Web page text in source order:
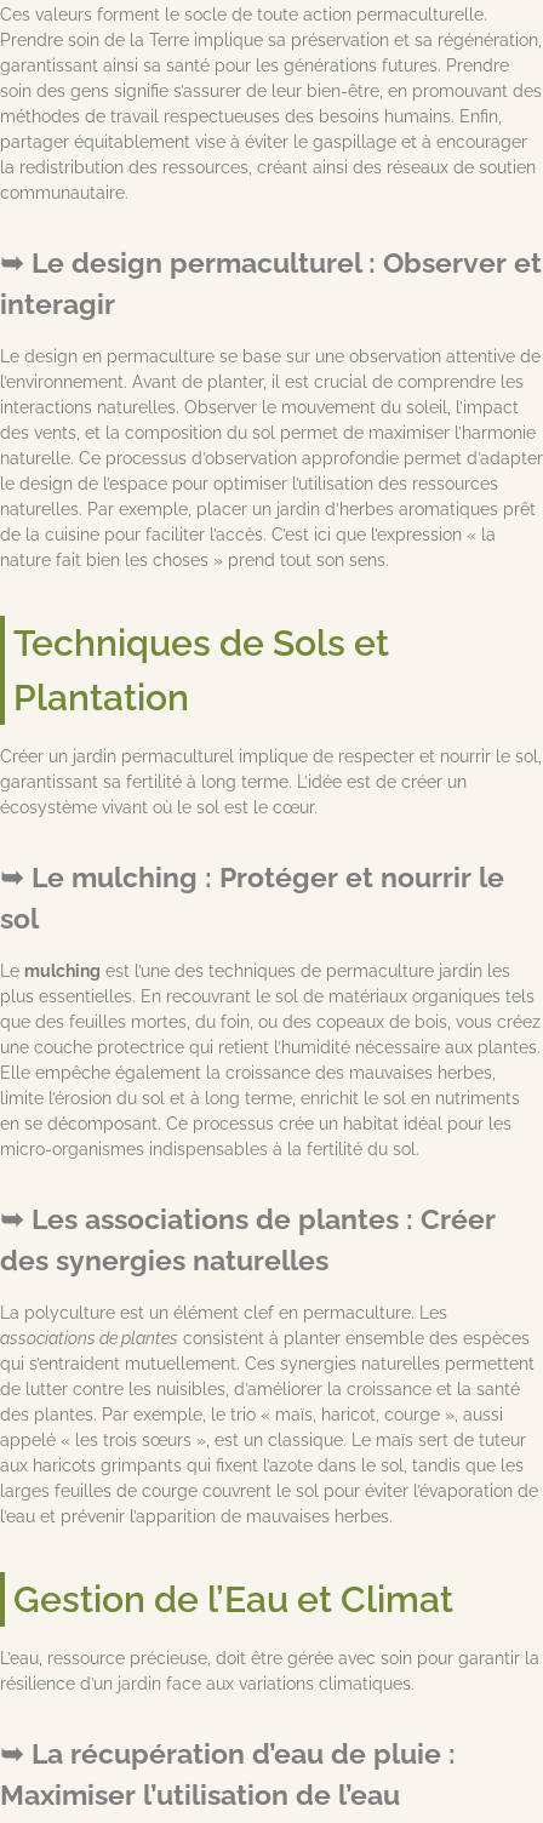
Ces valeurs forment le socle de toute action permaculturelle.
Prendre soin de la Terre implique sa préservation et sa régénération,
garantissant ainsi sa santé pour les générations futures. Prendre
soin des gens signifie s’assurer de leur bien-être, en promouvant des
méthodes de travail respectueuses des besoins humains. Enfin,
partager équitablement vise à éviter le gaspillage et à encourager
la redistribution des ressources, créant ainsi des réseaux de soutien
communautaire.
Le design permaculturel : Observer et
interagir
Le design en permaculture se base sur une observation attentive de
l’environnement. Avant de planter, il est crucial de comprendre les
interactions naturelles. Observer le mouvement du soleil, l’impact
des vents, et la composition du sol permet de maximiser l’harmonie
naturelle. Ce processus d’observation approfondie permet d’adapter
le design de l’espace pour optimiser l’utilisation des ressources
naturelles. Par exemple, placer un jardin d’herbes aromatiques prêt
de la cuisine pour faciliter l’accès. C’est ici que l’expression « la
nature fait bien les choses » prend tout son sens.
Techniques de Sols et
Plantation
Créer un jardin permaculturel implique de respecter et nourrir le sol,
garantissant sa fertilité à long terme. L’idée est de créer un
écosystème vivant où le sol est le cœur.
Le mulching : Protéger et nourrir le
sol
Le mulching est l’une des techniques de permaculture jardin les
plus essentielles. En recouvrant le sol de matériaux organiques tels
que des feuilles mortes, du foin, ou des copeaux de bois, vous créez
une couche protectrice qui retient l’humidité nécessaire aux plantes.
Elle empêche également la croissance des mauvaises herbes,
limite l’érosion du sol et à long terme, enrichit le sol en nutriments
en se décomposant. Ce processus crée un habitat idéal pour les
micro-organismes indispensables à la fertilité du sol.
Les associations de plantes : Créer
des synergies naturelles
La polyculture est un élément clef en permaculture. Les
associations de plantes consistent à planter ensemble des espèces
qui s’entraident mutuellement. Ces synergies naturelles permettent
de lutter contre les nuisibles, d’améliorer la croissance et la santé
des plantes. Par exemple, le trio « maïs, haricot, courge », aussi
appelé « les trois sœurs », est un classique. Le maïs sert de tuteur
aux haricots grimpants qui fixent l’azote dans le sol, tandis que les
larges feuilles de courge couvrent le sol pour éviter l’évaporation de
l’eau et prévenir l’apparition de mauvaises herbes.
Gestion de l’Eau et Climat
L’eau, ressource précieuse, doit être gérée avec soin pour garantir la
résilience d’un jardin face aux variations climatiques.
La récupération d’eau de pluie :
Maximiser l’utilisation de l’eau